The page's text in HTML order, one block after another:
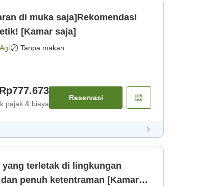
di muka saja]Rekomendasi
[Kamar saja]
Tanpa makan
Rp777.673
pajak & biaya
Reservasi
yang terletak di lingkungan
penuh ketentraman [Kamar